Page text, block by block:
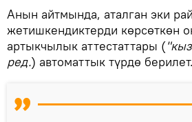
Анын айтмында, аталган эки
жетишкендиктерди көрсөткөн
артыкчылык аттестаттары (
ред.) автоматтык түрдө берилет.